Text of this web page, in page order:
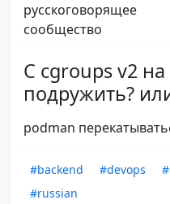
русскоговорящее
сообщество
С cgroups v2 на
подружить?
podman
#backend #devops
#russian